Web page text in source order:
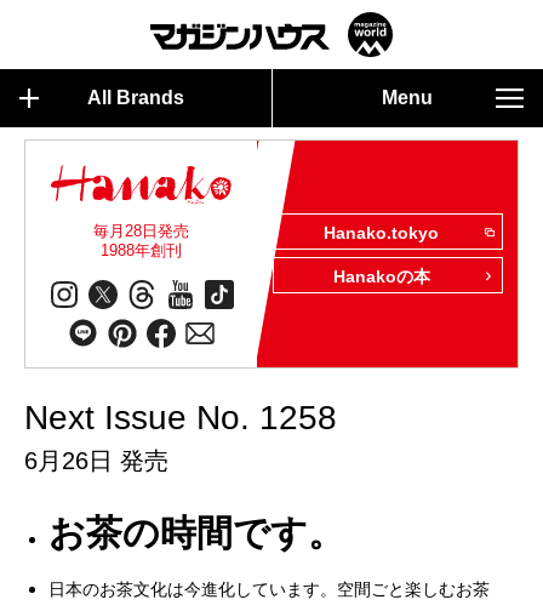
All Brands Menu
毎月28日発売
1988年創刊
Hanako.tokyo
Hanakoの本
Next Issue No. 1258
6月26日 発売
お茶の時間です。
日本のお茶文化は今進化しています。空間ごと楽しむお茶